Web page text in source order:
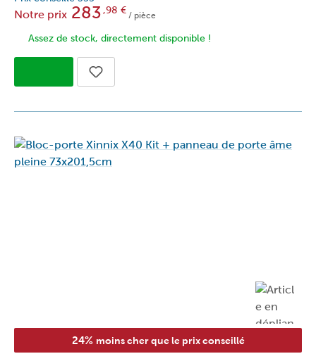
Notre prix 283 ,98 €
/ pièce
Assez de stock, directement disponible !
24% moins cher que le prix conseillé